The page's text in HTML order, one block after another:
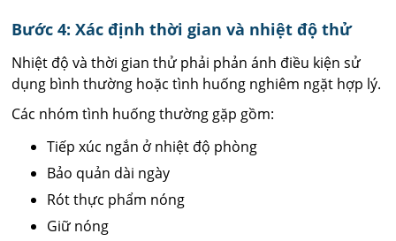
Bước 4: Xác định thời gian và nhiệt độ thử
Nhiệt độ và thời gian thử phải phản ánh điều kiện sử
dụng bình thường hoặc tình huống nghiêm ngặt hợp lý.
Các nhóm tình huống thường gặp gồm:
Tiếp xúc ngắn ở nhiệt độ phòng
Bảo quản dài ngày
Rót thực phẩm nóng
Giữ nóng